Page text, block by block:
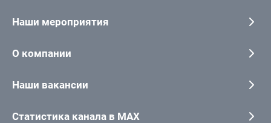
Наши мероприятия
О компании
Наши вакансии
Статистика канала в MAX